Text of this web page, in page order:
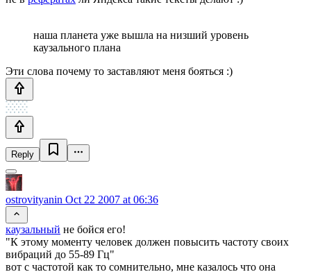
наша планета уже вышла на низший уровень
каузального плана
Эти слова почему то заставляют меня бояться :)
Reply
ostrovityanin Oct 22 2007 at 06:36
каузальный не бойся его!
"К этому моменту человек должен повысить частоту своих
вибраций до 55-89 Гц"
вот с частотой как то сомнительно, мне казалось что она